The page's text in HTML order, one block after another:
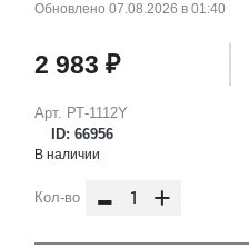
Арт. РТ-1112Y
ID: 66956
Обновлено 07.08.2026 в 01:40
2 983 ₽
В наличии
Кол-во - +